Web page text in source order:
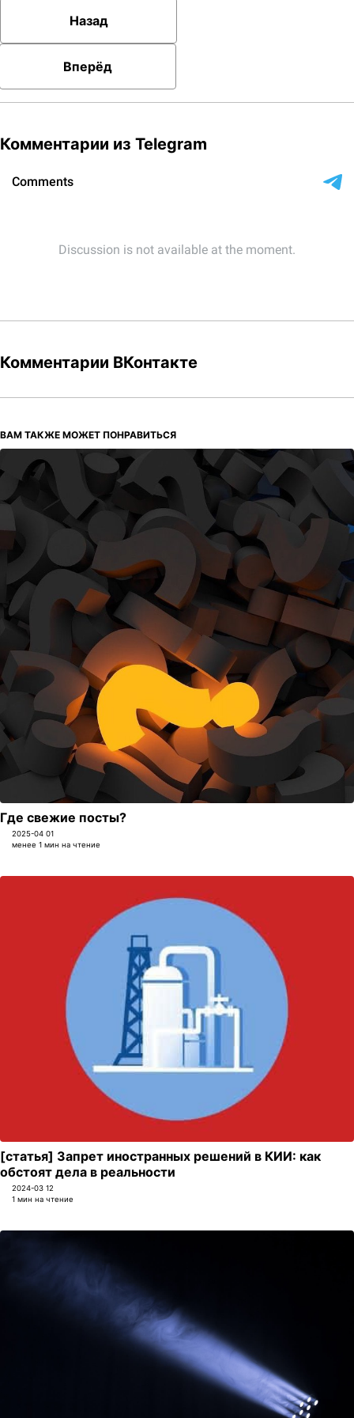
Назад
Вперёд
Комментарии из Telegram
Комментарии ВКонтакте
ВАМ ТАКЖЕ МОЖЕТ ПОНРАВИТЬСЯ
Где свежие посты?
2025-04 01
менее 1 мин на чтение
[статья] Запрет иностранных решений в КИИ: как
обстоят дела в реальности
2024-03 12
1 мин на чтение